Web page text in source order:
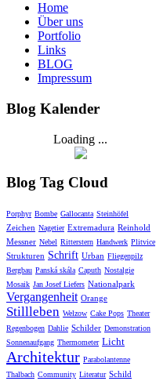
Home
Über uns
Portfolio
Links
BLOG
Impressum
Blog Kalender
Loading ...
Blog Tag Cloud
Porphyr Bombe Gallocanta Steinhöfel
Zeichen Nagetier Extremadura Reinhold
Messner Nebel Ritterstern Handwerk Plitvice
Strukturen Schrift Urban Fliegenpilz
Bergbau Panská skála Caputh Nostalgie
Mosaik Jan Josef Liefers Nationalpark
Vergangenheit Orange
Stillleben Welzow Cake Pops Theater
Regenbogen Dahlie Schilder Demonstration
Sonnenaufgang Thermometer Licht
Architektur Parabolantenne
Thalbach Community Literatur Schild